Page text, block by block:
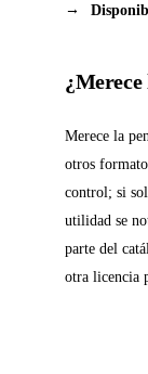
¿Merece
Merece la
otros
control; si
utilidad se
parte del
otra licencia